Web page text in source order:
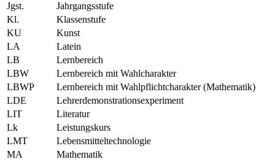
Jgst.
Jahrgangsstufe
Kl.
Klassenstufe
KU
Kunst
LA
Latein
LB
Lernbereich
LBW
Lernbereich mit Wahlcharakter
LBWP
Lernbereich mit Wahlpflichtcharakter (Mathematik)
LDE
Lehrerdemonstrationsexperiment
LIT
Literatur
Lk
Leistungskurs
LMT
Lebensmitteltechnologie
MA
Mathematik